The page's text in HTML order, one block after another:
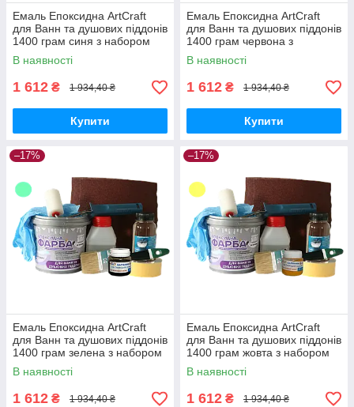
Емаль Епоксидна ArtCraft
для Ванн та душових піддонів
1400 грам синя з набором
для реставрації ванн
В наявності
1 612 ₴ 1 934,40 ₴
Купити
Емаль Епоксидна ArtCraft
для Ванн та душових піддонів
1400 грам червона з
набором для реставрації
ванн
В наявності
1 612 ₴ 1 934,40 ₴
Купити
–17%
Емаль Епоксидна ArtCraft
для Ванн та душових піддонів
1400 грам зелена з набором
для реставрації ванн
В наявності
1 612 ₴ 1 934,40 ₴
–17%
Емаль Епоксидна ArtCraft
для Ванн та душових піддонів
1400 грам жовта з набором
для реставрації ванн
В наявності
1 612 ₴ 1 934,40 ₴